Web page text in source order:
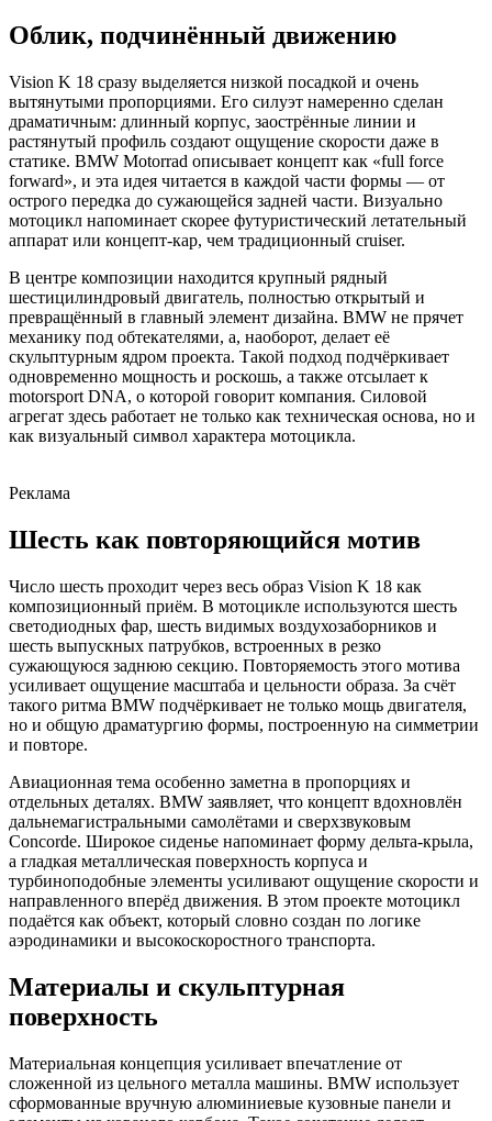
Облик, подчинённый движению
Vision K 18 сразу выделяется низкой посадкой и очень
вытянутыми пропорциями. Его силуэт намеренно сделан
драматичным: длинный корпус, заострённые линии и
растянутый профиль создают ощущение скорости даже в
статике. BMW Motorrad описывает концепт как «full force
forward», и эта идея читается в каждой части формы — от
острого передка до сужающейся задней части. Визуально
мотоцикл напоминает скорее футуристический летательный
аппарат или концепт-кар, чем традиционный cruiser.
В центре композиции находится крупный рядный
шестицилиндровый двигатель, полностью открытый и
превращённый в главный элемент дизайна. BMW не прячет
механику под обтекателями, а, наоборот, делает её
скульптурным ядром проекта. Такой подход подчёркивает
одновременно мощность и роскошь, а также отсылает к
motorsport DNA, о которой говорит компания. Силовой
агрегат здесь работает не только как техническая основа, но и
как визуальный символ характера мотоцикла.
Реклама
Шесть как повторяющийся мотив
Число шесть проходит через весь образ Vision K 18 как
композиционный приём. В мотоцикле используются шесть
светодиодных фар, шесть видимых воздухозаборников и
шесть выпускных патрубков, встроенных в резко
сужающуюся заднюю секцию. Повторяемость этого мотива
усиливает ощущение масштаба и цельности образа. За счёт
такого ритма BMW подчёркивает не только мощь двигателя,
но и общую драматургию формы, построенную на симметрии
и повторе.
Авиационная тема особенно заметна в пропорциях и
отдельных деталях. BMW заявляет, что концепт вдохновлён
дальнемагистральными самолётами и сверхзвуковым
Concorde. Широкое сиденье напоминает форму дельта-крыла,
а гладкая металлическая поверхность корпуса и
турбиноподобные элементы усиливают ощущение скорости и
направленного вперёд движения. В этом проекте мотоцикл
подаётся как объект, который словно создан по логике
аэродинамики и высокоскоростного транспорта.
Материалы и скульптурная
поверхность
Материальная концепция усиливает впечатление от
сложенной из цельного металла машины. BMW использует
сформованные вручную алюминиевые кузовные панели и